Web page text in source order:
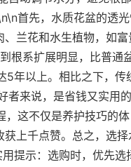
首先，水质花盆的透
兰花和水生植物，如富
根系扩展明显，比普通
5年以上。相比之下，传
者来说，是省钱又实用
，这不仅是养护技巧的体
上千点赞。总之，选择
提示：选购时，优先选